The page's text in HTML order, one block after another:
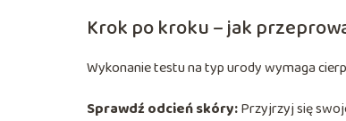
Krok po kroku – jak
Wykonanie testu na typ urody wymaga
Sprawdź odcień skóry:Przyjrzyj się